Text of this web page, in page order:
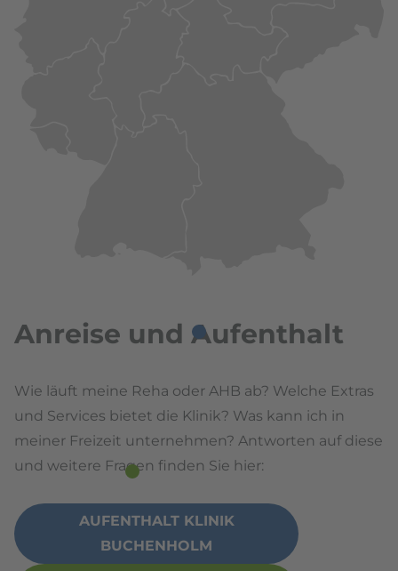
Anreise und Aufenthalt
Wie läuft meine Reha oder AHB ab? Welche Extras
und Services bietet die Klinik? Was kann ich in
meiner Freizeit unternehmen? Antworten auf diese
und weitere Fragen finden Sie hier:
AUFENTHALT KLINIK
BUCHENHOLM